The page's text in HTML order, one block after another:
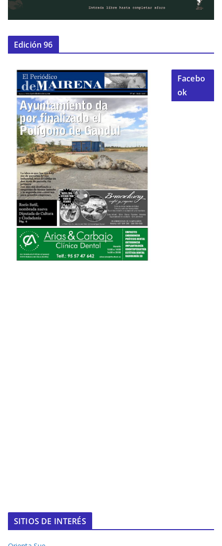
Edición 96
Facebo
ok
SITIOS DE INTERÉS